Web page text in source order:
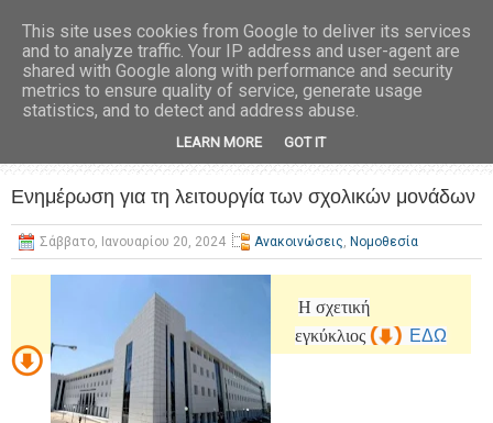
Ενημέρωση για τη λειτουργία των σχολικών μονάδων
Σάββατο, Ιανουαρίου 20, 2024 Ανακοινώσεις, Νομοθεσία
Η σχετική
εγκύκλιος
ΕΔΩ
This site uses cookies from Google to deliver its services
and to analyze traffic. Your IP address and user-agent are
shared with Google along with performance and security
metrics to ensure quality of service, generate usage
statistics, and to detect and address abuse.
LEARN MORE GOT IT